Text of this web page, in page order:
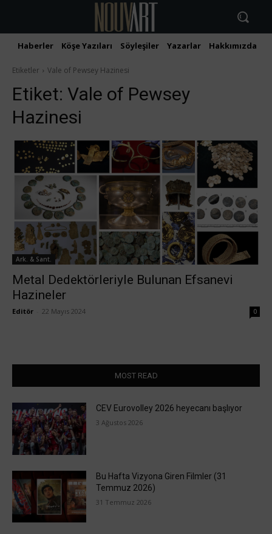
Haberler Köşe Yazıları Söyleşiler Yazarlar Hakkımızda
Etiketler Vale of Pewsey Hazinesi
Etiket: Vale of Pewsey
Hazinesi
Ark. & Sant.
Metal Dedektörleriyle Bulunan Efsanevi
Hazineler
Editör 22 Mayıs 2024 0
MOST READ
CEV Eurovolley 2026 heyecanı başlıyor
3 Ağustos 2026
Bu Hafta Vizyona Giren Filmler (31
Temmuz 2026)
31 Temmuz 2026